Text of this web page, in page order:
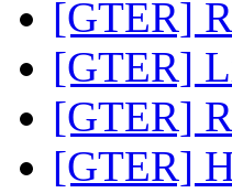
[GTER]
[GTER]
[GTER]
[GTER]